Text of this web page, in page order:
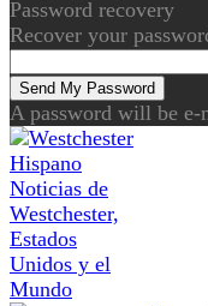
Password recovery
Recover your
A password will be e-
Noticias de
Westchester,
Estados
Unidos y el
Mundo